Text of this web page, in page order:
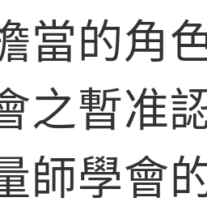
當的角
之暫准
師學會